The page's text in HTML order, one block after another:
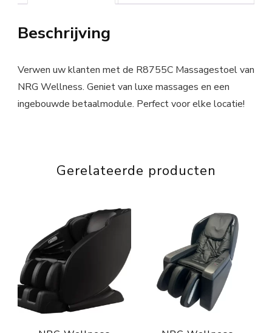
Beschrijving
Verwen uw klanten met de R8755C Massagestoel van
NRG Wellness. Geniet van luxe massages en een
ingebouwde betaalmodule. Perfect voor elke locatie!
Gerelateerde producten